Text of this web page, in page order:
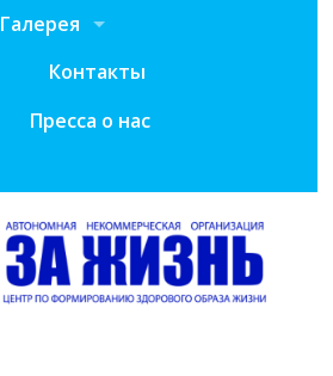
Галерея
Контакты
Пресса о нас